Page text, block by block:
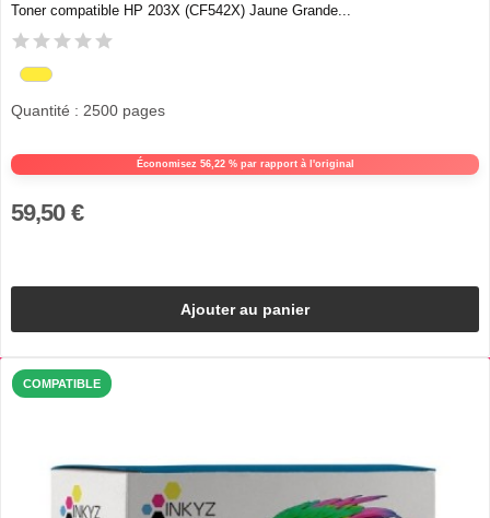
Toner compatible HP 203X (CF542X) Jaune Grande...
Économisez 56,22 % par rapport à l'original
Quantité : 2500 pages
59,50 €
Ajouter au panier
COMPATIBLE